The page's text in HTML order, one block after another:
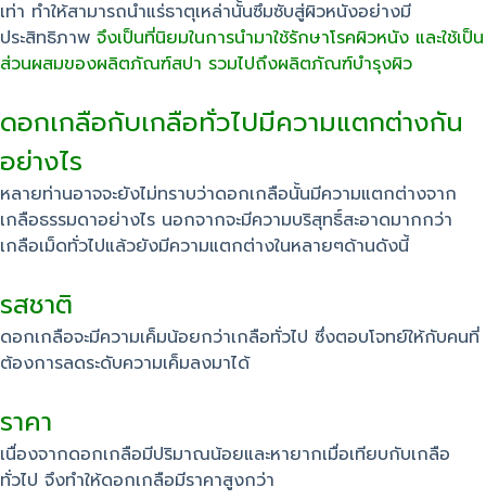
เท่า ทำให้สามารถนำแร่ธาตุเหล่านั้นซึมซับสู่ผิวหนังอย่างมี
ประสิทธิภาพ จึงเป็นที่นิยมในการนำมาใช้รักษาโรคผิวหนัง และใช้เป็น
ส่วนผสมของผลิตภัณฑ์สปา รวมไปถึงผลิตภัณฑ์บำรุงผิว
ดอกเกลือกับเกลือทั่วไปมีความแตกต่างกัน
อย่างไร
หลายท่านอาจจะยังไม่ทราบว่าดอกเกลือนั้นมีความแตกต่างจาก
เกลือธรรมดาอย่างไร นอกจากจะมีความบริสุทธิ์สะอาดมากกว่า
เกลือเม็ดทั่วไปแล้วยังมีความแตกต่างในหลายๆด้านดังนี้
รสชาติ
ดอกเกลือจะมีความเค็มน้อยกว่าเกลือทั่วไป ซึ่งตอบโจทย์ให้กับคนที่
ต้องการลดระดับความเค็มลงมาได้
ราคา
เนื่องจากดอกเกลือมีปริมาณน้อยและหายากเมื่อเทียบกับเกลือ
ทั่วไป จึงทำให้ดอกเกลือมีราคาสูงกว่า